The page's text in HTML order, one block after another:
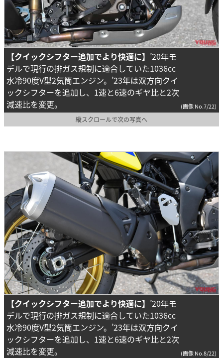
【クイックシフター追加でより快適に】 ’20年モ
デルで現行の排ガス規制に適合していた1036cc
水冷90度V型2気筒エンジン。’23年は双方向クイ
ックシフターを追加し、1速と6速のギヤ比と2次
減速比を変更。
(画像 No.7/22)
縦スクロールで次の写真へ
【クイックシフター追加でより快適に】 ’20年モ
デルで現行の排ガス規制に適合していた1036cc
水冷90度V型2気筒エンジン。’23年は双方向クイ
ックシフターを追加し、1速と6速のギヤ比と2次
減速比を変更。
(画像 No.8/22)